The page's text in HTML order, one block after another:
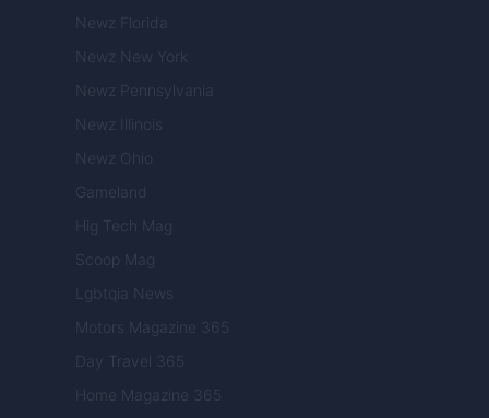
Newz Florida
Newz New York
Newz Pennsylvania
Newz Illinois
Newz Ohio
Gameland
Hig Tech Mag
Scoop Mag
Lgbtqia News
Motors Magazine 365
Day Travel 365
Home Magazine 365